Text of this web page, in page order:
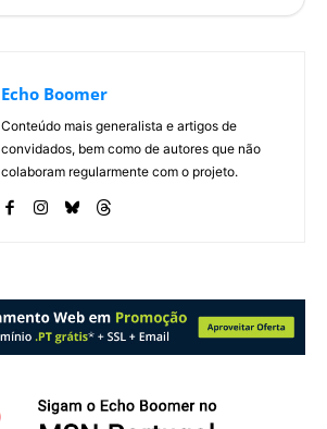
Echo Boomer
Conteúdo mais generalista e artigos de
convidados, bem como de autores que não
colaboram regularmente com o projeto.